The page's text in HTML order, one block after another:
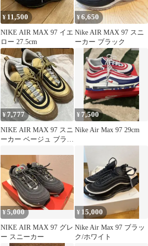
¥ 11,500
NIKE AIR MAX 97 イエ
ロー 27.5cm
¥6,650
Nike AIR MAX 97 スニ
ーカー ブラック
¥7,777
NIKE AIR MAX 97 スニ
ーカー ベージュ ブラウ
¥ 7,500
Nike Air Max 97 29cm
¥5,000
NIKE AIR MAX 97 グレ
ー スニーカー
¥ 15,000
Nike Air Max 97 ブラッ
ク/ホワイト